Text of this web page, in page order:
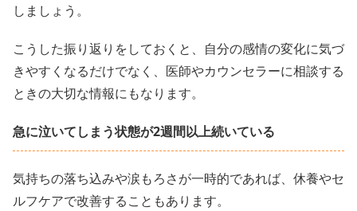
しましょう。
こうした振り返りをしておくと、自分の感情の変化に気づ
きやすくなるだけでなく、医師やカウンセラーに相談する
ときの大切な情報にもなります。
急に泣いてしまう状態が2週間以上続いている
気持ちの落ち込みや涙もろさが一時的であれば、休養やセ
ルフケアで改善することもあります。